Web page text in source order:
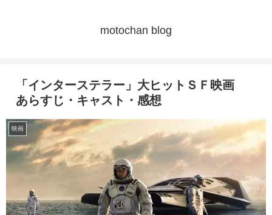
motochan blog
「インターステラー」大ヒットＳＦ映画
あらすじ・キャスト・感想
映画